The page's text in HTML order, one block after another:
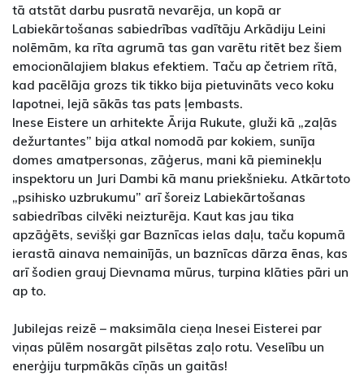
tā atstāt darbu pusratā nevarēja, un kopā ar
Labiekārtošanas sabiedrības vadītāju Arkādiju Leini
nolēmām, ka rīta agrumā tas gan varētu ritēt bez šiem
emocionālajiem blakus efektiem. Taču ap četriem rītā,
kad pacēlāja grozs tik tikko bija pietuvināts veco koku
lapotnei, lejā sākās tas pats ļembasts.
Inese Eistere un arhitekte Ārija Rukute, gluži kā „zaļās
dežurtantes” bija atkal nomodā par kokiem, sunīja
domes amatpersonas, zāģerus, mani kā pieminekļu
inspektoru un Juri Dambi kā manu priekšnieku. Atkārtoto
„psihisko uzbrukumu” arī šoreiz Labiekārtošanas
sabiedrības cilvēki neizturēja. Kaut kas jau tika
apzāģēts, sevišķi gar Baznīcas ielas daļu, taču kopumā
ierastā ainava nemainījās, un baznīcas dārza ēnas, kas
arī šodien grauj Dievnama mūrus, turpina klāties pāri un
ap to.
Jubilejas reizē – maksimāla cieņa Inesei Eisterei par
viņas pūlēm nosargāt pilsētas zaļo rotu. Veselību un
enerģiju turpmākās cīņās un gaitās!